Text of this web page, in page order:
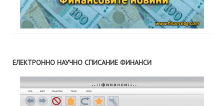
ЕЛЕКТРОННО НАУЧНО СПИСАНИЕ ФИНАНСИ